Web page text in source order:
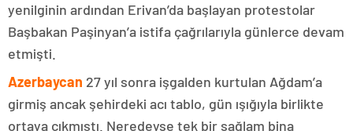
yenilginin ardından Erivan’da başlayan protestolar
Başbakan Paşinyan’a istifa çağrılarıyla günlerce devam
etmişti.
Azerbaycan 27 yıl sonra işgalden kurtulan Ağdam’a
girmiş ancak şehirdeki acı tablo, gün ışığıyla birlikte
ortaya çıkmıştı. Neredeyse tek bir sağlam bina